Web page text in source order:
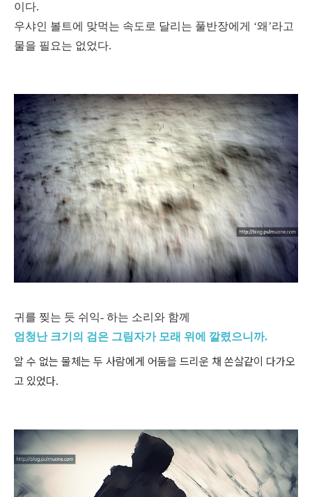
이다.
우샤인 볼트에 맞먹는 속도로 달리는 풀반장에게 ‘왜’라고
물을 필요는 없었다.
귀를 찢는 듯 쉬익- 하는 소리와 함께
엄청난 크기의 검은 그림자가 모래 위에 깔렸으니까.
알 수 없는 물체는 두 사람에게 어둠을 드리운 채 쏜살같이 다가오
고 있었다.